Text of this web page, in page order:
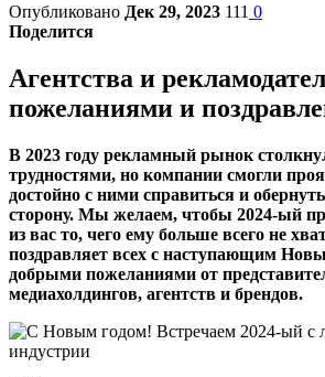
Опубликовано Дек 29, 2023 111 0
Поделится
Агентства и
пожеланиями и
В 2023 году рекламный рынок
трудностями, но компании смогли
достойно с ними справиться и
сторону. Мы желаем, чтобы 2024-ый
из вас то, чего ему больше всего не
поздравляет всех с наступающим
добрыми пожеланиями от
медиахолдингов, агентств и брендов.